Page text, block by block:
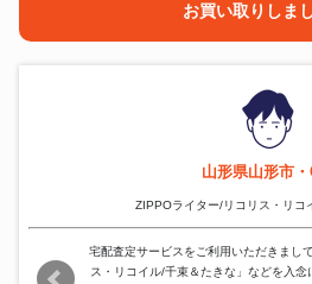
お買い取りしま
山形県山形市
ZIPPOライター/リコリス・リコ
宅配査定サービスをご利用いただきまし
ス・リコイル/千束＆たきな」などを入念